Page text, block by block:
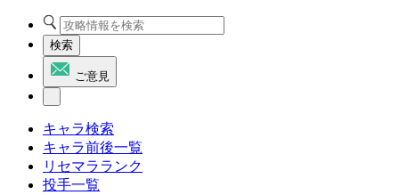
検索
ご意見
キャラ検索
キャラ前後一覧
リセマラランク
投手一覧